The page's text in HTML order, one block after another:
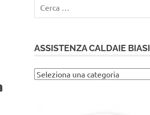
per:
ASSISTENZA CALDAIE BIASI
Assistenza